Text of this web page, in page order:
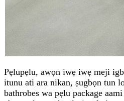
Pẹlupẹlu, awọn iwẹ iwẹ meji
itunu ati ara nikan, ṣugbọn tun
bathrobes wa pẹlu package